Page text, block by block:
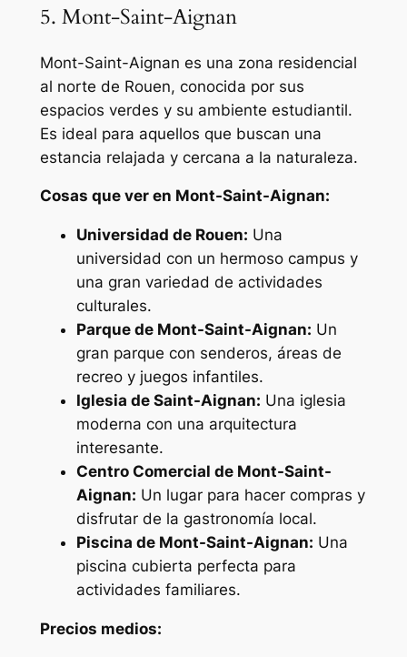
5. Mont-Saint-Aignan
Mont-Saint-Aignan es una zona residencial
al norte de Rouen, conocida por sus
espacios verdes y su ambiente estudiantil.
Es ideal para aquellos que buscan una
estancia relajada y cercana a la naturaleza.
Cosas que ver en Mont-Saint-Aignan:
Universidad de Rouen: Una
universidad con un hermoso campus y
una gran variedad de actividades
culturales.
Parque de Mont-Saint-Aignan: Un
gran parque con senderos, áreas de
recreo y juegos infantiles.
Iglesia de Saint-Aignan: Una iglesia
moderna con una arquitectura
interesante.
Centro Comercial de Mont-Saint-
Aignan: Un lugar para hacer compras y
disfrutar de la gastronomía local.
Piscina de Mont-Saint-Aignan: Una
piscina cubierta perfecta para
actividades familiares.
Precios medios: